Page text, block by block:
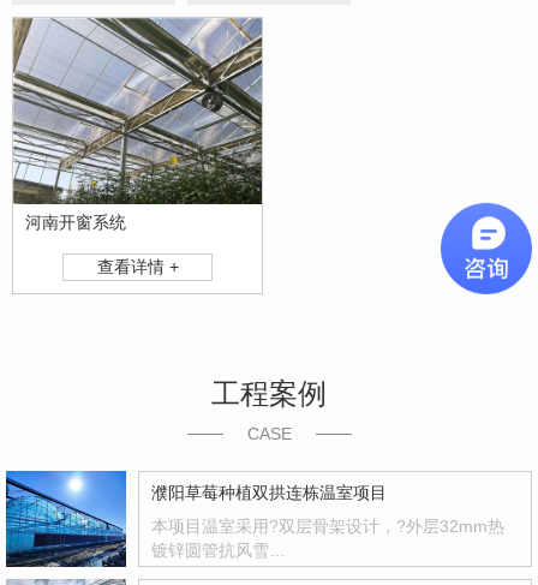
河南开窗系统
查看详情 +
工程案例
CASE
濮阳草莓种植双拱连栋温室项目
本项目温室采用?双层骨架设计，?外层32mm热
镀锌圆管抗风雪…